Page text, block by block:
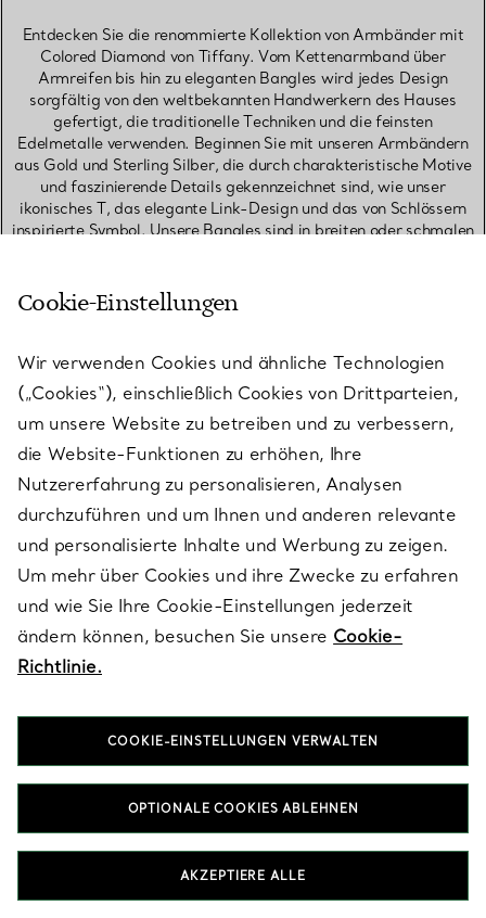
Entdecken Sie die renommierte Kollektion von Armbänder mit
Colored Diamond von Tiffany. Vom Kettenarmband über
Armreifen bis hin zu eleganten Bangles wird jedes Design
sorgfältig von den weltbekannten Handwerkern des Hauses
gefertigt, die traditionelle Techniken und die feinsten
Edelmetalle verwenden. Beginnen Sie mit unseren Armbändern
aus Gold und Sterling Silber, die durch charakteristische Motive
und faszinierende Details gekennzeichnet sind, wie unser
ikonisches T, das elegante Link-Design und das von Schlössern
inspirierte Symbol. Unsere Bangles sind in breiten oder schmalen
Stapelarmbänder, um die perfekte Kombination zu kreieren. Zu
unseren Favoriten, die gut zusammenpassen, gehören ein
Kettenarmband, die einen auffälligen Kontrast der Texturen
bieten. Suchen Sie nach einem bedeutungsvollen
Geburtstagsgeschenk? Entdecken Sie Armbänder mit
Geburtssteinen, ein Geschenk, das sie über Jahre hinweg
schätzen werden. Unsere Kollektion zeitloser Designs spiegelt die
Armbänder mit Colored Diamond, die nur unsere Handwerker
sich vorstellen könnten.
HALSKETTEN & ANHÄNGER MIT COLORED DIAMOND
OHRRINGE MIT COLORED DIAMOND
RINGE MIT COLORED DIAMOND
GESCHENKE FÜR SIE MIT COLORED DIAMOND
Nach Kategorie ansehen
Cookie-Einstellungen
Wir verwenden Cookies und ähnliche Technologien
(„Cookies“), einschließlich Cookies von Drittparteien,
um unsere Website zu betreiben und zu verbessern,
die Website-Funktionen zu erhöhen, Ihre
Nutzererfahrung zu personalisieren, Analysen
durchzuführen und um Ihnen und anderen relevante
und personalisierte Inhalte und Werbung zu zeigen.
Um mehr über Cookies und ihre Zwecke zu erfahren
und wie Sie Ihre Cookie-Einstellungen jederzeit
ändern können, besuchen Sie unsere Cookie-
Richtlinie.
COOKIE-EINSTELLUNGEN VERWALTEN
OPTIONALE COOKIES ABLEHNEN
AKZEPTIERE ALLE